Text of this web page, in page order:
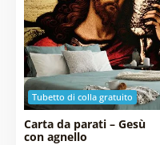
Tubetto di colla gratuito
Carta da parati – Gesù
con agnello